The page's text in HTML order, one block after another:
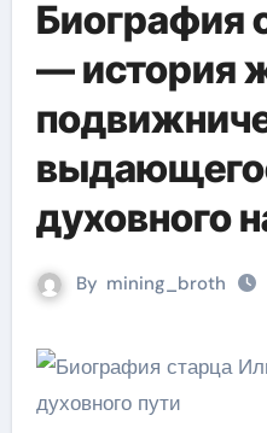
Биография
— история
духовного
By mining_broth